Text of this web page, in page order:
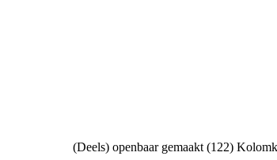
(Deels) openbaar gemaakt (122)